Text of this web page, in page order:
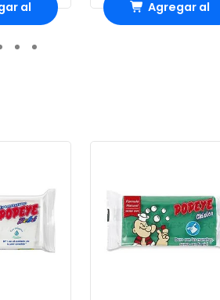
al Agregar al